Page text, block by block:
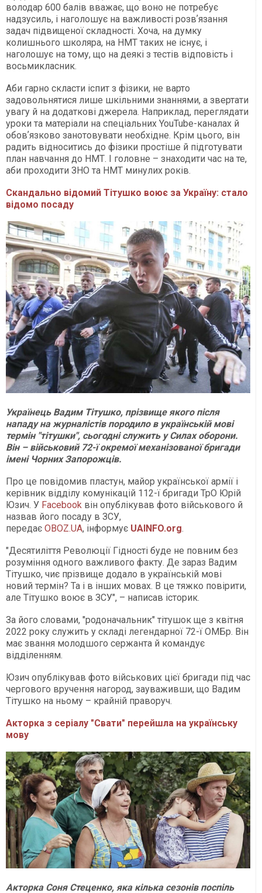
володар 600 балів вважає, що воно не потребує
надзусиль, і наголошує на важливості розвʼязання
задач підвищеної складності. Хоча, на думку
колишнього школяра, на НМТ таких не існує, і
наголошує на тому, що на деякі з тестів відповість і
восьмикласник.
Аби гарно скласти іспит з фізики, не варто
задовольнятися лише шкільними знаннями, а звертати
увагу й на додаткові джерела. Наприклад, переглядати
уроки та матеріали на спеціальних YouTube-каналах й
обовʼязково занотовувати необхідне. Крім цього, він
радить відноситись до фізики простіше й підготувати
план навчання до НМТ. І головне – знаходити час на те,
аби проходити ЗНО та НМТ минулих років.
Скандально відомий Тітушко воює за Україну: стало
відомо посаду
Українець Вадим Тітушко, прізвище якого після
нападу на журналістів породило в українській мові
термін "тітушки", сьогодні служить у Силах оборони.
Він – військовий 72-ї окремої механізованої бригади
імені Чорних Запорожців.
Про це повідомив пластун, майор української армії і
керівник відділу комунікацій 112-ї бригади ТрО Юрій
Юзич. У Facebook він опублікував фото військового й
назвав його посаду в ЗСУ,
передає OBOZ.UA, інформує UAINFO.org.
"Десятиліття Революції Гідності буде не повним без
розуміння одного важливого факту. Де зараз Вадим
Тітушко, чиє прізвище додало в українській мові
новий термін? Та і в інших мовах. В це тяжко повірити,
але Тітушко воює в ЗСУ", – написав історик.
За його словами, "родоначальник" тітушок ще з квітня
2022 року служить у складі легендарної 72-ї ОМБр. Він
має звання молодшого сержанта й командує
відділенням.
Юзич опублікував фото військових цієї бригади під час
чергового вручення нагород, зауваживши, що Вадим
Тітушко на ньому – крайній праворуч.
Акторка з серіалу "Свати" перейшла на українську
мову
Акторка Соня Стеценко, яка кілька сезонів поспіль